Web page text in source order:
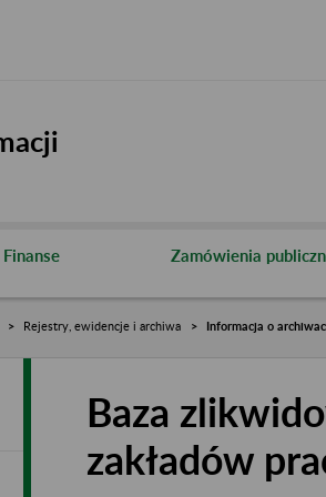
Finanse Zamówienia
Rejestry, ewidencje i archiwa Informacja o
Baza
zakładów